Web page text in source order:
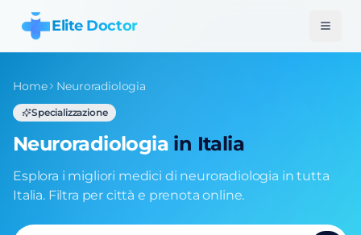
Elite Doctor
Home Neuroradiologia
Specializzazione
Neuroradiologia in Italia
Esplora i migliori medici di neuroradiologia in tutta
Italia. Filtra per città e prenota online.